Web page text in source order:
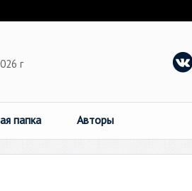
г
папка Авторы